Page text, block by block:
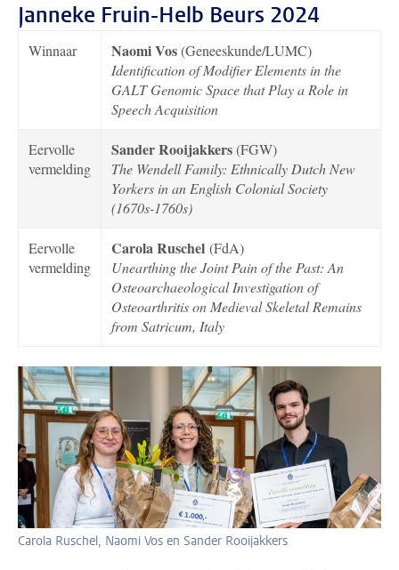
Janneke Fruin-Helb Beurs 2024
Winnaar Naomi Vos(Geneeskunde/LUMC)
Identification of Modifier Elements in the
GALT Genomic Space that Play a Role in
Speech Acquisition
Eervolle
vermelding
Sander Rooijakkers(FGW)
The Wendell Family: Ethnically Dutch New
Yorkers in an English Colonial Society
(1670s-1760s)
Eervolle
vermelding
Carola Ruschel (FdA)
Unearthing the Joint Pain of the Past: An
Osteoarchaeological Investigation of
Osteoarthritis on Medieval Skeletal Remains
from Satricum, Italy
Carola Ruschel, Naomi Vos en Sander Rooijakkers